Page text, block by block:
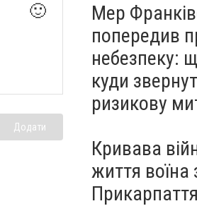
🙂
Додати
Мер
попередив
небезпеку:
куди
ризикову
Кривава
життя воїна
Прикарпаття